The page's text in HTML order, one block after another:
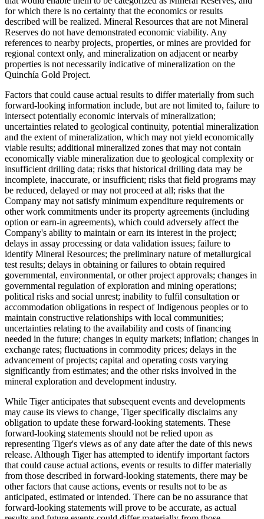
for which there is no certainty that the economics or results
described will be realized. Mineral Resources that are not Mineral
Reserves do not have demonstrated economic viability. Any
references to nearby projects, properties, or mines are provided for
regional context only, and mineralization on adjacent or nearby
properties is not necessarily indicative of mineralization on the
Quinchía Gold Project.
Factors that could cause actual results to differ materially from such
forward-looking information include, but are not limited to, failure to
intersect potentially economic intervals of mineralization;
uncertainties related to geological continuity, potential mineralization
and the extent of mineralization, which may not yield economically
viable results; additional mineralized zones that may not contain
economically viable mineralization due to geological complexity or
insufficient drilling data; risks that historical drilling data may be
incomplete, inaccurate, or insufficient; risks that field programs may
be reduced, delayed or may not proceed at all; risks that the
Company may not satisfy minimum expenditure requirements or
other work commitments under its property agreements (including
option or earn-in agreements), which could adversely affect the
Company's ability to maintain or earn its interest in the project;
delays in assay processing or data validation issues; failure to
identify Mineral Resources; the preliminary nature of metallurgical
test results; delays in obtaining or failures to obtain required
governmental, environmental, or other project approvals; changes in
governmental regulation of exploration and mining operations;
political risks and social unrest; inability to fulfil consultation or
accommodation obligations in respect of Indigenous peoples or to
maintain constructive relationships with local communities;
uncertainties relating to the availability and costs of financing
needed in the future; changes in equity markets; inflation; changes in
exchange rates; fluctuations in commodity prices; delays in the
advancement of projects; capital and operating costs varying
significantly from estimates; and the other risks involved in the
mineral exploration and development industry.
While Tiger anticipates that subsequent events and developments
may cause its views to change, Tiger specifically disclaims any
obligation to update these forward-looking statements. These
forward-looking statements should not be relied upon as
representing Tiger's views as of any date after the date of this news
release. Although Tiger has attempted to identify important factors
that could cause actual actions, events or results to differ materially
from those described in forward-looking statements, there may be
other factors that cause actions, events or results not to be as
anticipated, estimated or intended. There can be no assurance that
forward-looking statements will prove to be accurate, as actual